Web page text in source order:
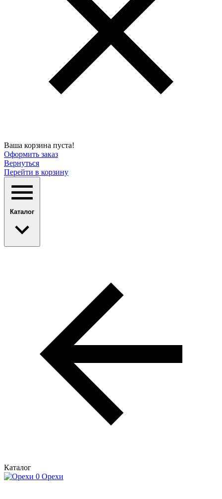
Ваша корзина пуста!
Оформить заказ
Вернуться
Перейти в корзину
Каталог
Каталог
Орехи